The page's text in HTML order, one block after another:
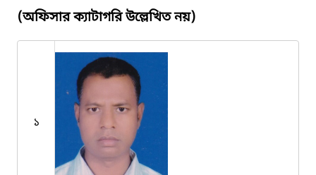
(অফিসার ক্যাটাগরি উল্লেখিত নয়)
১